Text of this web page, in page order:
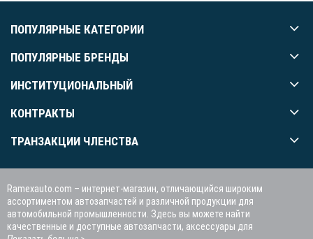
ПОПУЛЯРНЫЕ КАТЕГОРИИ
ПОПУЛЯРНЫЕ БРЕНДЫ
ИНСТИТУЦИОНАЛЬНЫЙ
КОНТРАКТЫ
ТРАНЗАКЦИИ ЧЛЕНСТВА
Ramexauto.com – интернет-магазин, отличающийся широким
ассортиментом автозапчастей и различной продукции для
автомобильной промышленности. Здесь вы можете найти
качественные и доступные автозапчасти, аксессуары для